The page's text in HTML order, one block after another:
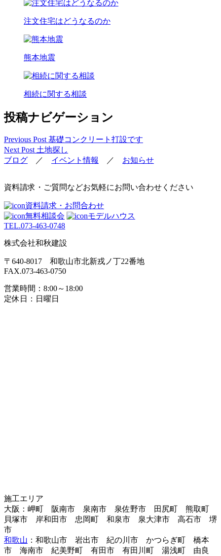
注文住宅はどうなるのか
熊本地震
相続に関する相談
投稿ナビゲーション
Previous Post基礎コンクリート打設です
Next Post土地探し
ブログ ／ イベント情報 ／ お知らせ
資料請求・ご質問などお気軽にお問い合わせください
資料請求・お問合わせ
無料相談会
モデルハウス
TEL.073-463-0748
株式会社和秋建設
〒640-8017 和歌山市北新戎ノ丁22番地
FAX.073-463-0750
営業時間：8:00～18:00
定休日：日曜日
施工エリア
大阪：岬町 阪南市 泉南市 泉佐野市 田尻町 熊取町
貝塚市 岸和田市 忠岡町 和泉市 泉大津市 高石市 堺
市
和歌山 ：和歌山市 岩出市 紀の川市 かつらぎ町 橋本
市 海南市 紀美野町 有田市 有田川町 湯浅町 由良